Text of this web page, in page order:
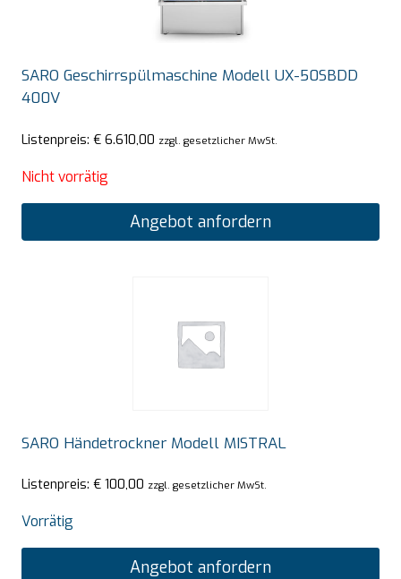
SARO Geschirrspülmaschine Modell UX-50SBDD
400V
Listenpreis: € 6.610,00 zzgl. gesetzlicher MwSt.
Nicht vorrätig
Angebot anfordern
SARO Händetrockner Modell MISTRAL
Listenpreis: € 100,00 zzgl. gesetzlicher MwSt.
Vorrätig
Angebot anfordern